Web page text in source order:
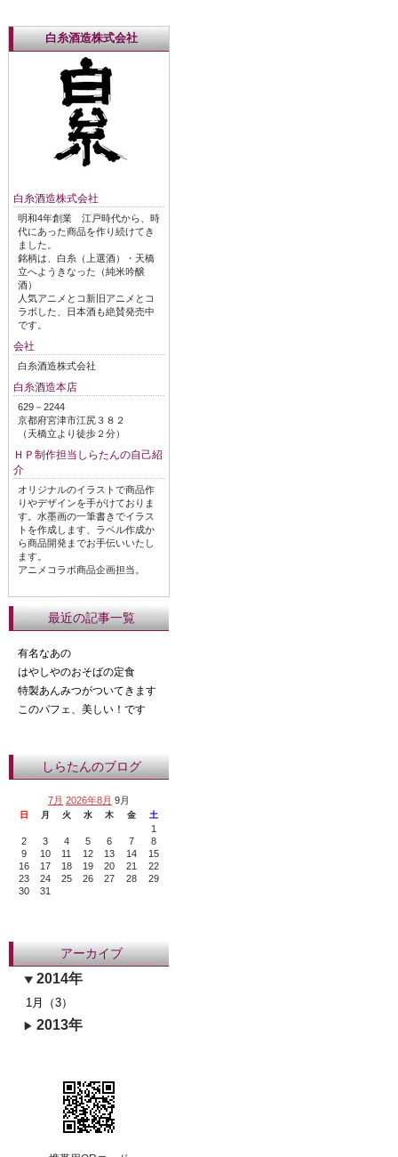
白糸酒造株式会社
白糸酒造株式会社
明和4年創業 江戸時代から、時
代にあった商品を作り続けてき
ました。
銘柄は、白糸（上選酒）・天橋
立へようきなった（純米吟醸
酒）
人気アニメとコ新旧アニメとコ
ラボした、日本酒も絶賛発売中
です。
会社
白糸酒造株式会社
白糸酒造本店
629－2244
京都府宮津市江尻３８２
（天橋立より徒歩２分）
ＨＰ制作担当しらたんの自己紹
介
オリジナルのイラストで商品作
りやデザインを手がけておりま
す。水墨画の一筆書きでイラス
トを作成します、ラベル作成か
ら商品開発までお手伝いいたし
ます。
アニメコラボ商品企画担当。
最近の記事一覧
有名なあの
はやしやのおそばの定食
特製あんみつがついてきます
このパフェ、美しい！です
しらたんのブログ
7月 2026年8月 9月
日 月 火 水 木 金 土
1
2
3 4 5 6 7
8
9
10 11 12 13 14
15
16
17 18 19 20 21
22
23
24 25 26 27 28
29
30
31
アーカイブ
2014年
1月（3）
2013年